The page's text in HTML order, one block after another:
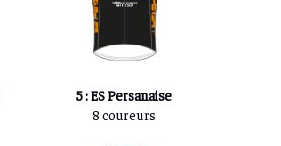
5 : ES Persanaise
8 coureurs